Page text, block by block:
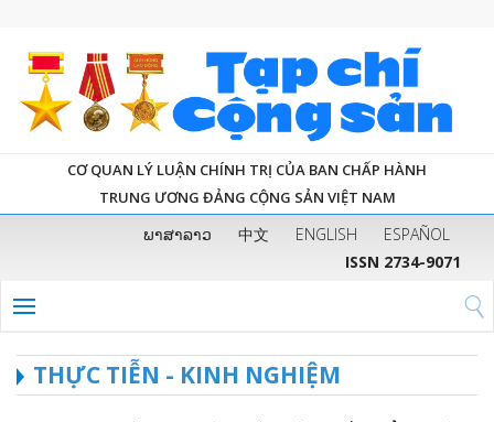
CƠ QUAN LÝ LUẬN CHÍNH TRỊ CỦA BAN CHẤP HÀNH
TRUNG ƯƠNG ĐẢNG CỘNG SẢN VIỆT NAM
ພາສາລາວ 中文 ENGLISH
ESPAÑOL
ISSN 2734-9071
THỰC TIỄN - KINH NGHIỆM